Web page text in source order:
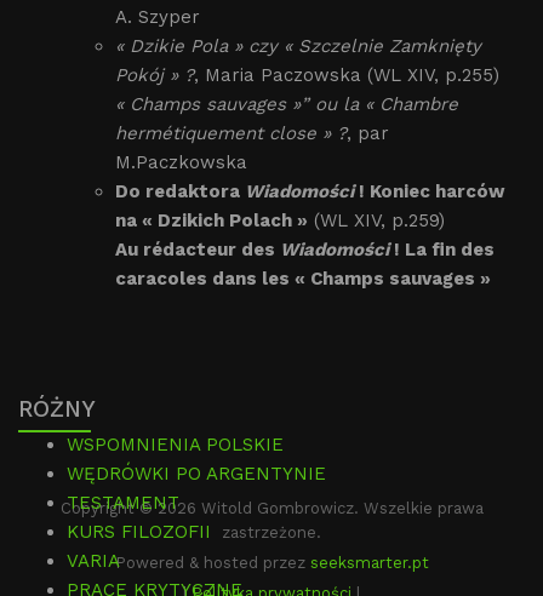
A. Szyper
« Dzikie Pola » czy « Szczelnie Zamknięty
Pokój » ?, Maria Paczowska (WL XIV, p.255)
« Champs sauvages »” ou la « Chambre
hermétiquement close » ?, par
M.Paczkowska
Do redaktora Wiadomości! Koniec harców
na « Dzikich Polach » (WL XIV, p.259)
Au rédacteur des Wiadomości! La fin des
caracoles dans les « Champs sauvages »
RÓŻNY
WSPOMNIENIA POLSKIE
WĘDRÓWKI PO ARGENTYNIE
TESTAMENT
KURS FILOZOFII
VARIA
PRACE KRYTYCZNE
Copyright © 2026 Witold Gombrowicz. Wszelkie prawa
zastrzeżone.
Powered & hosted przez seeksmarter.pt